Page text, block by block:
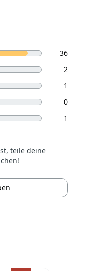
36
2
1
0
1
teile deine